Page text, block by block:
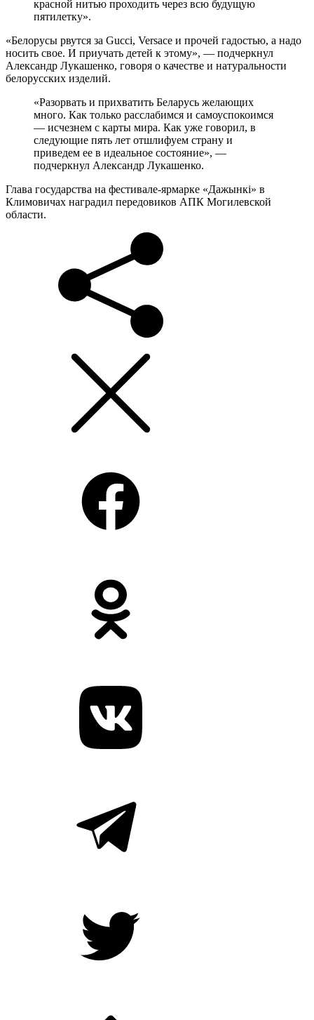
красной нитью проходить через всю будущую
пятилетку».
«Белорусы рвутся за Gucci, Versace и прочей гадостью, а надо
носить свое. И приучать детей к этому», — подчеркнул
Александр Лукашенко, говоря о качестве и натуральности
белорусских изделий.
«Разорвать и прихватить Беларусь желающих
много. Как только расслабимся и самоуспокоимся
— исчезнем с карты мира. Как уже говорил, в
следующие пять лет отшлифуем страну и
приведем ее в идеальное состояние», —
подчеркнул Александр Лукашенко.
Глава государства на фестивале-ярмарке «Дажынкі» в
Климовичах наградил передовиков АПК Могилевской
области.